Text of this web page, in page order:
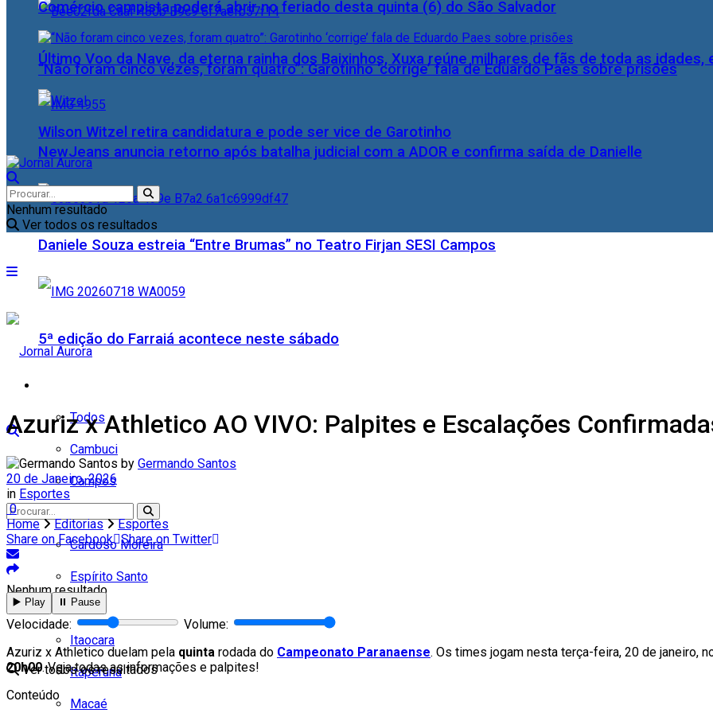
Último Voo da Nave, da eterna rainha dos Baixinhos, Xuxa reúne milhares de fãs de toda as idades,
NewJeans anuncia retorno após batalha judicial com a ADOR e confirma saída de Danielle
Daniele Souza estreia “Entre Brumas” no Teatro Firjan SESI Campos
5ª edição do Farraiá acontece neste sábado
Todos
Cambuci
Campos
Cardoso Moreira
Espírito Santo
Italva
Itaocara
Itaperuna
Macaé
Comércio campista poderá abrir no feriado desta quinta (6) do São Salvador
“Não foram cinco vezes, foram quatro”: Garotinho ‘corrige’ fala de Eduardo Paes sobre prisões
Wilson Witzel retira candidatura e pode ser vice de Garotinho
Nenhum resultado
Ver todos os resultados
Nenhum resultado
Ver todos os resultados
Azuriz x Athletico AO VIVO: Palpites e Escalações
by Germando Santos
20 de Janeiro, 2026
in Esportes
0
Home
Editorias
Esportes
Share on Facebook Share on Twitter
▶️ Play ⏸️ Pause
Velocidade:
Volume:
Azuriz x Athletico duelam pela quinta rodada do Campeonato Paranaense. Os times jogam nesta terça-feira, 20 de janeiro,
20h00. Veja todas as informações e palpites!
Conteúdo